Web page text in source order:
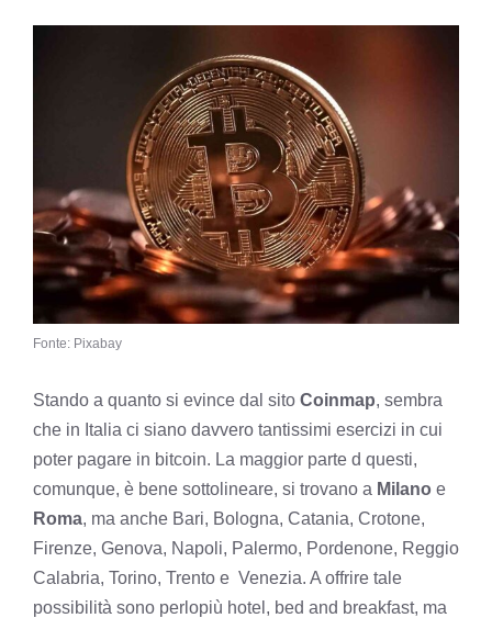
Fonte: Pixabay
Stando a quanto si evince dal sito Coinmap, sembra
che in Italia ci siano davvero tantissimi esercizi in cui
poter pagare in bitcoin. La maggior parte d questi,
comunque, è bene sottolineare, si trovano a Milano e
Roma, ma anche Bari, Bologna, Catania, Crotone,
Firenze, Genova, Napoli, Palermo, Pordenone, Reggio
Calabria, Torino, Trento e Venezia. A offrire tale
possibilità sono perlopiù hotel, bed and breakfast, ma